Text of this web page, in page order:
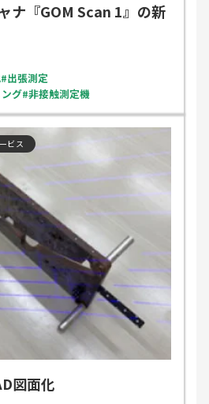
ナ『GOM Scan 1』の新
出張測定
グ 非接触測定機
ビス
図面化